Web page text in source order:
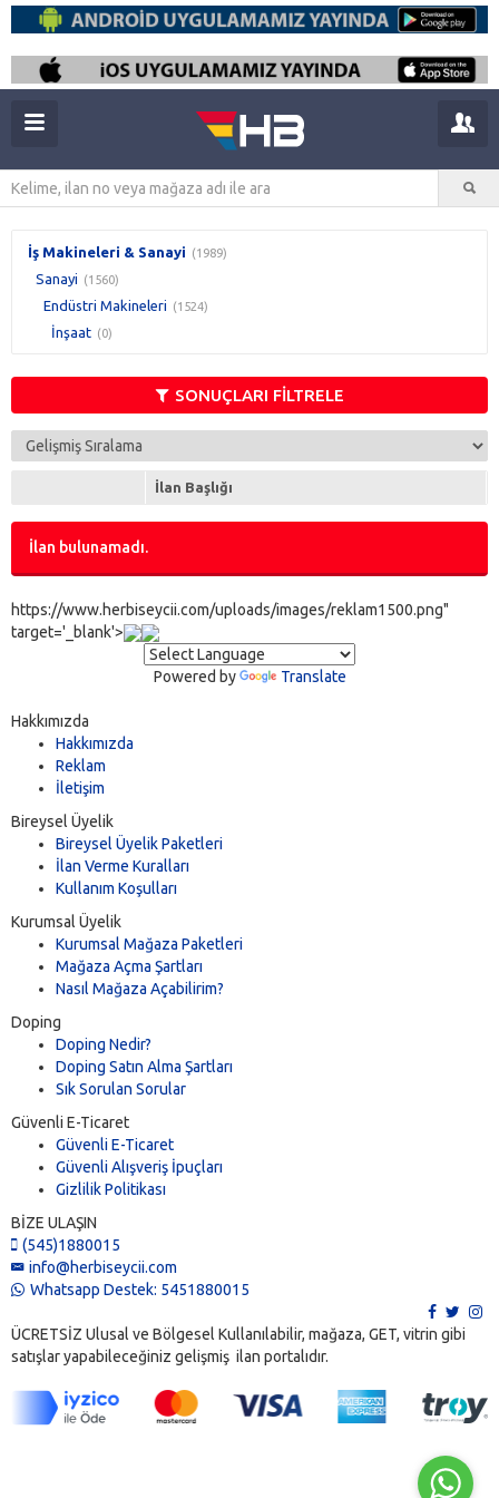
İş Makineleri & Sanayi (1989)
Sanayi (1560)
Endüstri Makineleri (1524)
İnşaat (0)
SONUÇLARI FİLTRELE
İlan Başlığı
İlan bulunamadı.
https://www.herbiseycii.com/uploads/images/reklam1500.png"
target='_blank'>
Powered by Translate
Hakkımızda
Hakkımızda
Reklam
İletişim
Bireysel Üyelik
Bireysel Üyelik Paketleri
İlan Verme Kuralları
Kullanım Koşulları
Kurumsal Üyelik
Kurumsal Mağaza Paketleri
Mağaza Açma Şartları
Nasıl Mağaza Açabilirim?
Doping
Doping Nedir?
Doping Satın Alma Şartları
Sık Sorulan Sorular
Güvenli E-Ticaret
Güvenli E-Ticaret
Güvenli Alışveriş İpuçları
Gizlilik Politikası
BİZE ULAŞIN
(545)1880015
info@herbiseycii.com
Whatsapp Destek: 5451880015
ÜCRETSİZ Ulusal ve Bölgesel Kullanılabilir, mağaza, GET, vitrin gibi
satışlar yapabileceğiniz gelişmiş ilan portalıdır.